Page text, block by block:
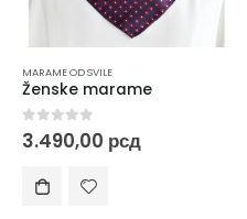
MARAME OD SVILE
Ženske marame
0 out of 5
3.490,00 рсд